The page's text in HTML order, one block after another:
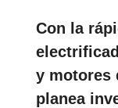
Con la
y motores
planea